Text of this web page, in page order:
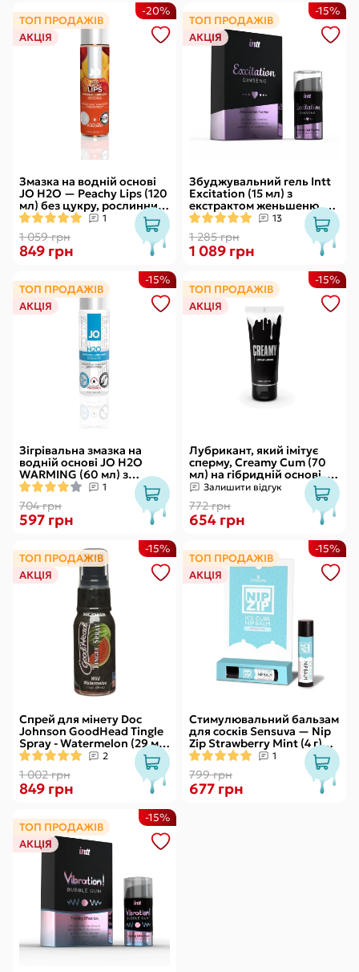
ТОП ПРОДАЖІВ
АКЦІЯ
Змазка на водній основі
JO H2O — Peachy Lips (120
мл) без цукру, рослинний
гліцерин
1
1 059 грн
-20%
849 грн
ТОП ПРОДАЖІВ
АКЦІЯ
Збуджувальний гель Intt
Excitation (15 мл) з
екстрактом женьшеню, з
ефектом вібрації
13
1 285 грн
-15%
1 089 грн
ТОП ПРОДАЖІВ
АКЦІЯ
Зігрівальна змазка на
водній основі JO H2O
WARMING (60 мл) з
екстрактом перцевої
м’яти
1
704 грн
-15%
597 грн
ТОП ПРОДАЖІВ
АКЦІЯ
Лубрикант, який імітує
сперму, Creamy Cum (70
мл) на гібридній основі, з
олією звіробою
Залишити відгук
772 грн
-15%
654 грн
ТОП ПРОДАЖІВ
АКЦІЯ
Спрей для мінету Doc
Johnson GoodHead Tingle
Spray - Watermelon (29 мл)
зі стимулювальним
ефектом
2
1 002 грн
-15%
849 грн
ТОП ПРОДАЖІВ
АКЦІЯ
Стимулювальний бальзам
для сосків Sensuva — Nip
Zip Strawberry Mint (4 г)
охолоджувальний
1
799 грн
-15%
677 грн
ТОП ПРОДАЖІВ
АКЦІЯ
-15%